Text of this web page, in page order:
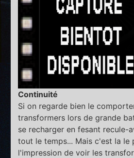
Continuité
Si on regarde bien le
transformers lors de grande
se recharger en fesant recule-
tout le temps... Mais c'est la le
l'impression de voir les